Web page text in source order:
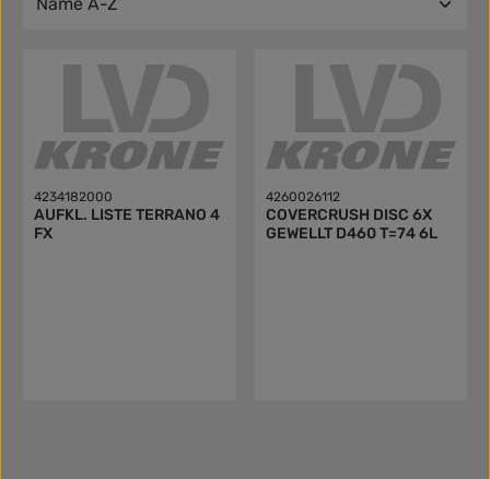
4234182000
AUFKL. LISTE TERRANO 4
FX
4260026112
COVERCRUSH DISC 6X
GEWELLT D460 T=74 6L